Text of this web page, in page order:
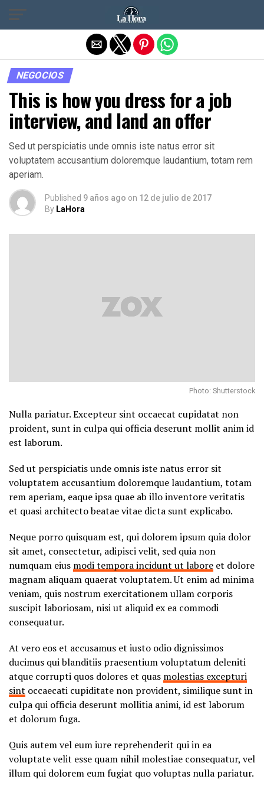
NEGOCIOS
This is how you dress for a job
interview, and land an offer
Sed ut perspiciatis unde omnis iste natus error sit
voluptatem accusantium doloremque laudantium, totam rem
aperiam.
Published 9 años ago on 12 de julio de 2017
By LaHora
Photo: Shutterstock
Nulla pariatur. Excepteur sint occaecat cupidatat non
proident, sunt in culpa qui officia deserunt mollit anim id
est laborum.
Sed ut perspiciatis unde omnis iste natus error sit
voluptatem accusantium doloremque laudantium, totam
rem aperiam, eaque ipsa quae ab illo inventore veritatis
et quasi architecto beatae vitae dicta sunt explicabo.
Neque porro quisquam est, qui dolorem ipsum quia dolor
sit amet, consectetur, adipisci velit, sed quia non
numquam eius modi tempora incidunt ut labore et dolore
magnam aliquam quaerat voluptatem. Ut enim ad minima
veniam, quis nostrum exercitationem ullam corporis
suscipit laboriosam, nisi ut aliquid ex ea commodi
consequatur.
At vero eos et accusamus et iusto odio dignissimos
ducimus qui blanditiis praesentium voluptatum deleniti
atque corrupti quos dolores et quas molestias excepturi
sint occaecati cupiditate non provident, similique sunt in
culpa qui officia deserunt mollitia animi, id est laborum
et dolorum fuga.
Quis autem vel eum iure reprehenderit qui in ea
voluptate velit esse quam nihil molestiae consequatur, vel
illum qui dolorem eum fugiat quo voluptas nulla pariatur.
Salir de la versión móvil